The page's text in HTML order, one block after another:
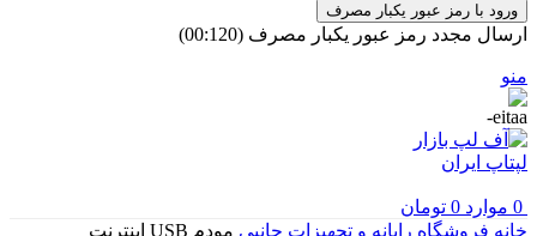
ورود با رمز عبور یکبار مصرف
ارسال مجدد رمز عبور یکبار مصرف (00:
120
)
منو
0 موارد 0 تومان
خانه فروشگاه رایانه و تجهیزات جانبی
مودم USB اینترنت